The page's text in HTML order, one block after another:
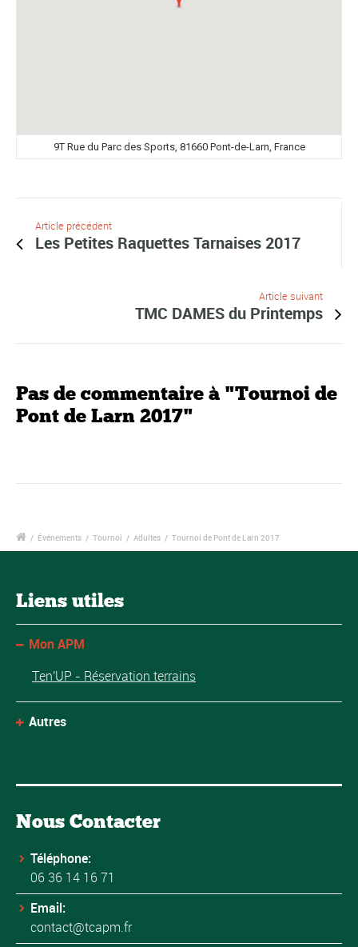
9T Rue du Parc des Sports, 81660 Pont-de-Larn, France
Article précédent
Les Petites Raquettes Tarnaises 2017
Article suivant
TMC DAMES du Printemps
Pas de commentaire à "Tournoi de
Pont de Larn 2017"
/ Événements / Tournoi / Adultes / Tournoi de Pont de Larn 2017
Liens utiles
Mon APM
Ten'UP - Réservation terrains
Autres
Nous Contacter
Téléphone:
06 36 14 16 71
Email:
contact@tcapm.fr